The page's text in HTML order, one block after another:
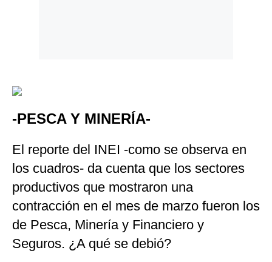
-PESCA Y MINERÍA-
El reporte del INEI -como se observa en
los cuadros- da cuenta que los sectores
productivos que mostraron una
contracción en el mes de marzo fueron los
de Pesca, Minería y Financiero y
Seguros. ¿A qué se debió?